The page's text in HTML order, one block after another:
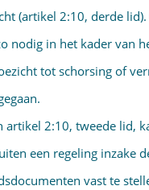
(artikel 2:10, derde lid).
nodig in het kader van
tot schorsing of
artikel 2:10, tweede lid,
een regeling inzake
vast te